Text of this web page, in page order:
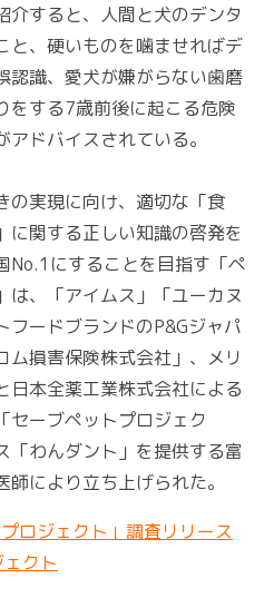
介すると、人間と犬のデンタ
と、硬いものを噛ませればデ
認識、愛犬が嫌がらない歯磨
をする7歳前後に起こる危険
ドバイスされている。
実現に向け、適切な「食
に関する正しい知識の啓発を
No.1にすることを目指す「ペ
は、「アイムス」「ユーカヌ
フードブランドのP&Gジャパ
ム損害保険株式会社」、メリ
日本全薬工業株式会社による
セーブペットプロジェク
「わんダント」を提供する富
により立ち上げられた。
ロジェクト」調査リリース
クト